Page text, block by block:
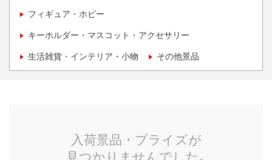
フィギュア・ホビー
キーホルダー・マスコット・アクセサリー
生活雑貨・インテリア・小物 その他景品